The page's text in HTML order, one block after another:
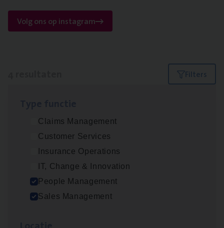
Volg ons op instagram
Filters
Claims Management
Customer Services
Insurance Operations
IT, Change & Innovation
People Management
Sales Management
Busi­ness Mana­ger Mari­ne Cargo
People Management, Sales Management
Antwerpen
Cor­po­ra­te Insu­ran­ce Bro­ker Property